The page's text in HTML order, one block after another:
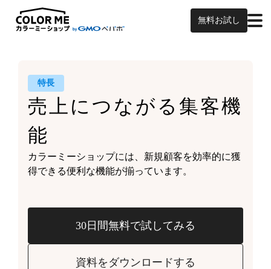
無料お試し
特長
売上につながる集客機
能
カラーミーショップには、 新規顧客を効率的に獲
得できる便利な機能が揃っています。
30日間無料で試してみる
資料をダウンロードする